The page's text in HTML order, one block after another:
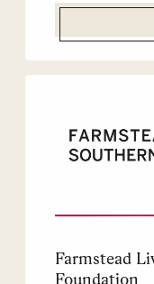
Farmstead
Foundation